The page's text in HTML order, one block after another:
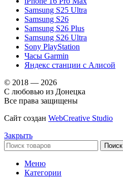
Samsung S25 Ultra
Samsung S26
Samsung S26 Plus
Samsung S26 Ultra
Sony PlayStation
Часы Garmin
Яндекс станции с Алисой
© 2018 — 2026
С любовью из Донецка
Все права защищены
Сайт создан WebCreative Studio
Закрыть
Поиск
Меню
Категории